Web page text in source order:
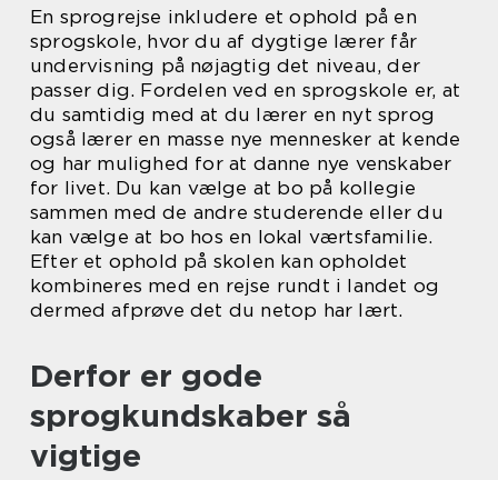
En sprogrejse inkludere et ophold på en
sprogskole, hvor du af dygtige lærer får
undervisning på nøjagtig det niveau, der
passer dig. Fordelen ved en sprogskole er, at
du samtidig med at du lærer en nyt sprog
også lærer en masse nye mennesker at kende
og har mulighed for at danne nye venskaber
for livet. Du kan vælge at bo på kollegie
sammen med de andre studerende eller du
kan vælge at bo hos en lokal værtsfamilie.
Efter et ophold på skolen kan opholdet
kombineres med en rejse rundt i landet og
dermed afprøve det du netop har lært.
Derfor er gode
sprogkundskaber så
vigtige